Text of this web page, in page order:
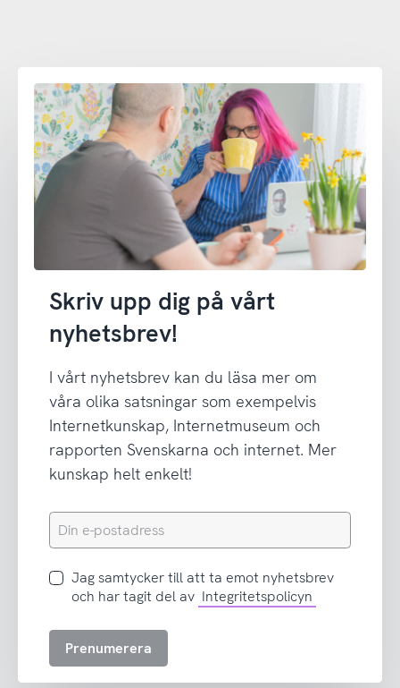
Skriv upp dig på vårt
nyhetsbrev!
I vårt nyhetsbrev kan du läsa mer om
våra olika satsningar som exempelvis
Internetkunskap, Internetmuseum och
rapporten Svenskarna och internet. Mer
kunskap helt enkelt!
Din
e-
Jag
samtycker
att
Jag samtycker till att ta emot nyhetsbrev
och har tagit del av Integritetspolicyn
Prenumerera